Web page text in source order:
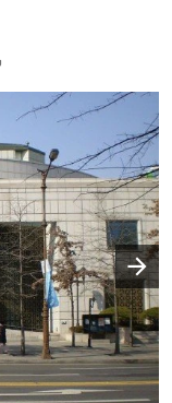
Następny slajd